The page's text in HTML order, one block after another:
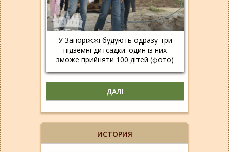
У Запоріжжі будують одразу три
підземні дитсадки: один із них
зможе прийняти 100 дітей (фото)
ДАЛІ
ИСТОРИЯ